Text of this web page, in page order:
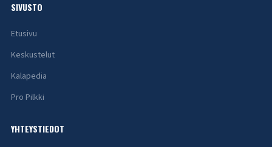
SIVUSTO
Etusivu
Keskustelut
Kalapedia
Pro Pilkki
YHTEYSTIEDOT